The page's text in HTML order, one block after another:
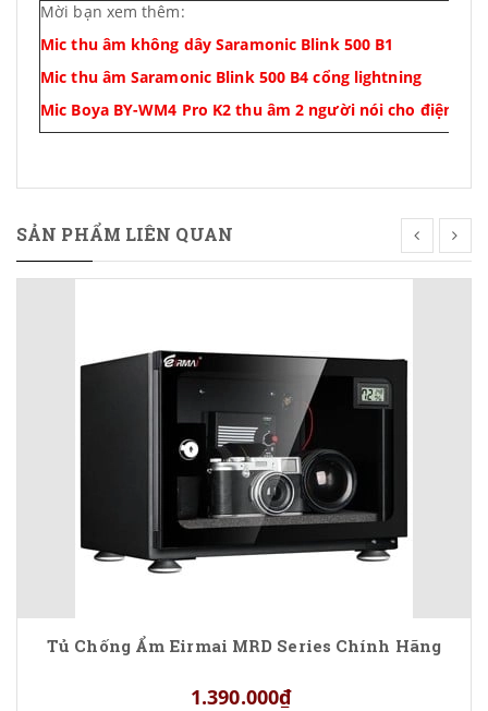
Mời bạn xem thêm:
Mic thu âm không dây Saramonic Blink 500 B1
Mic thu âm Saramonic Blink 500 B4 cổng lightning
Mic Boya BY-WM4 Pro K2 thu âm 2 người nói cho điện
SẢN PHẨM LIÊN QUAN
Tủ Chống Ẩm Eirmai MRD Series Chính Hãng
1.390.000₫